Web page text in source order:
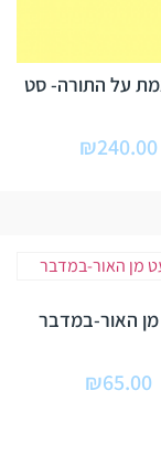
על התורה- סט
₪240.00
האור-במדבר
₪65.00